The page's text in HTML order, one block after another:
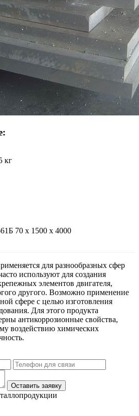
кг
70 х 1500 х 4000
для разнообразных сфер
используют для создания
элементов двигателя,
другого. Возможно применение
сфере с целью изготовления
Для этого продукта
антикоррозионные свойства,
воздействию химических